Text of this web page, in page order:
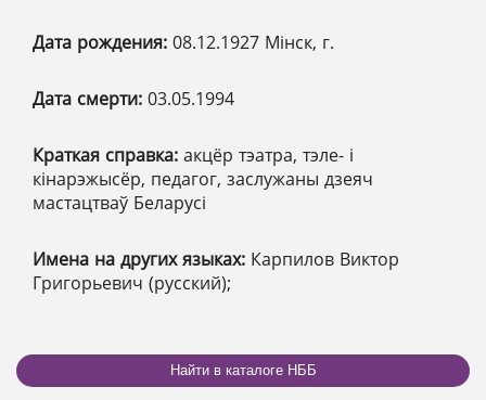
Дата рождения: 08.12.1927 Мінск, г.
Дата смерти: 03.05.1994
Краткая справка: акцёр тэатра, тэле- і
кінарэжысёр, педагог, заслужаны дзеяч
мастацтваў Беларусі
Имена на других языках: Карпилов Виктор
Григорьевич (русский);
Найти в каталоге НББ